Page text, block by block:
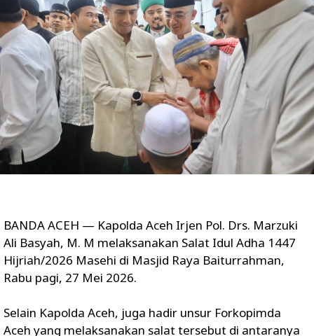
BANDA ACEH — Kapolda Aceh Irjen Pol. Drs. Marzuki
Ali Basyah, M. M melaksanakan Salat Idul Adha 1447
Hijriah/2026 Masehi di Masjid Raya Baiturrahman,
Rabu pagi, 27 Mei 2026.
Selain Kapolda Aceh, juga hadir unsur Forkopimda
Aceh yang melaksanakan salat tersebut di antaranya